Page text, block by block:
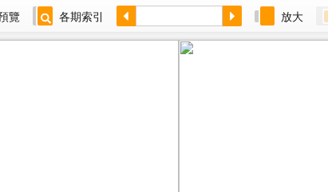
覽 各期索引 放大